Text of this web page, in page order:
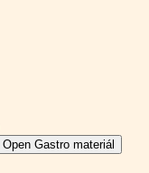
Open Gastro materiál